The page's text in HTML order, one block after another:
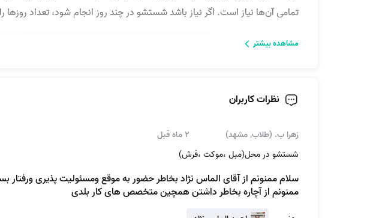
تمامی آن‌ها نیاز است. اگر نیاز باشد شستشو در چند روز انجام شود، تعداد روزها
مشاهده بیشتر
نظرات کاربران
زهرا ب. (طلاب, مشهد) 2 ماه قبل
شستشو در محل(مبل ،موکت ،فرش)
سلام ممنونم از آقای الماس نژاد بخاطر حضور به موقع ومسئولیت پذیری ورفتار
ممنونم از آچاره بخاطر داشتن همچین متخصص های کار بلدی